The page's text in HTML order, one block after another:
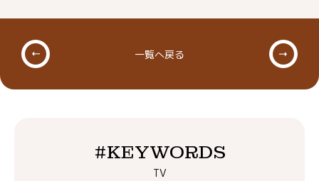
一覧へ戻る
#KEYWORDS
TV